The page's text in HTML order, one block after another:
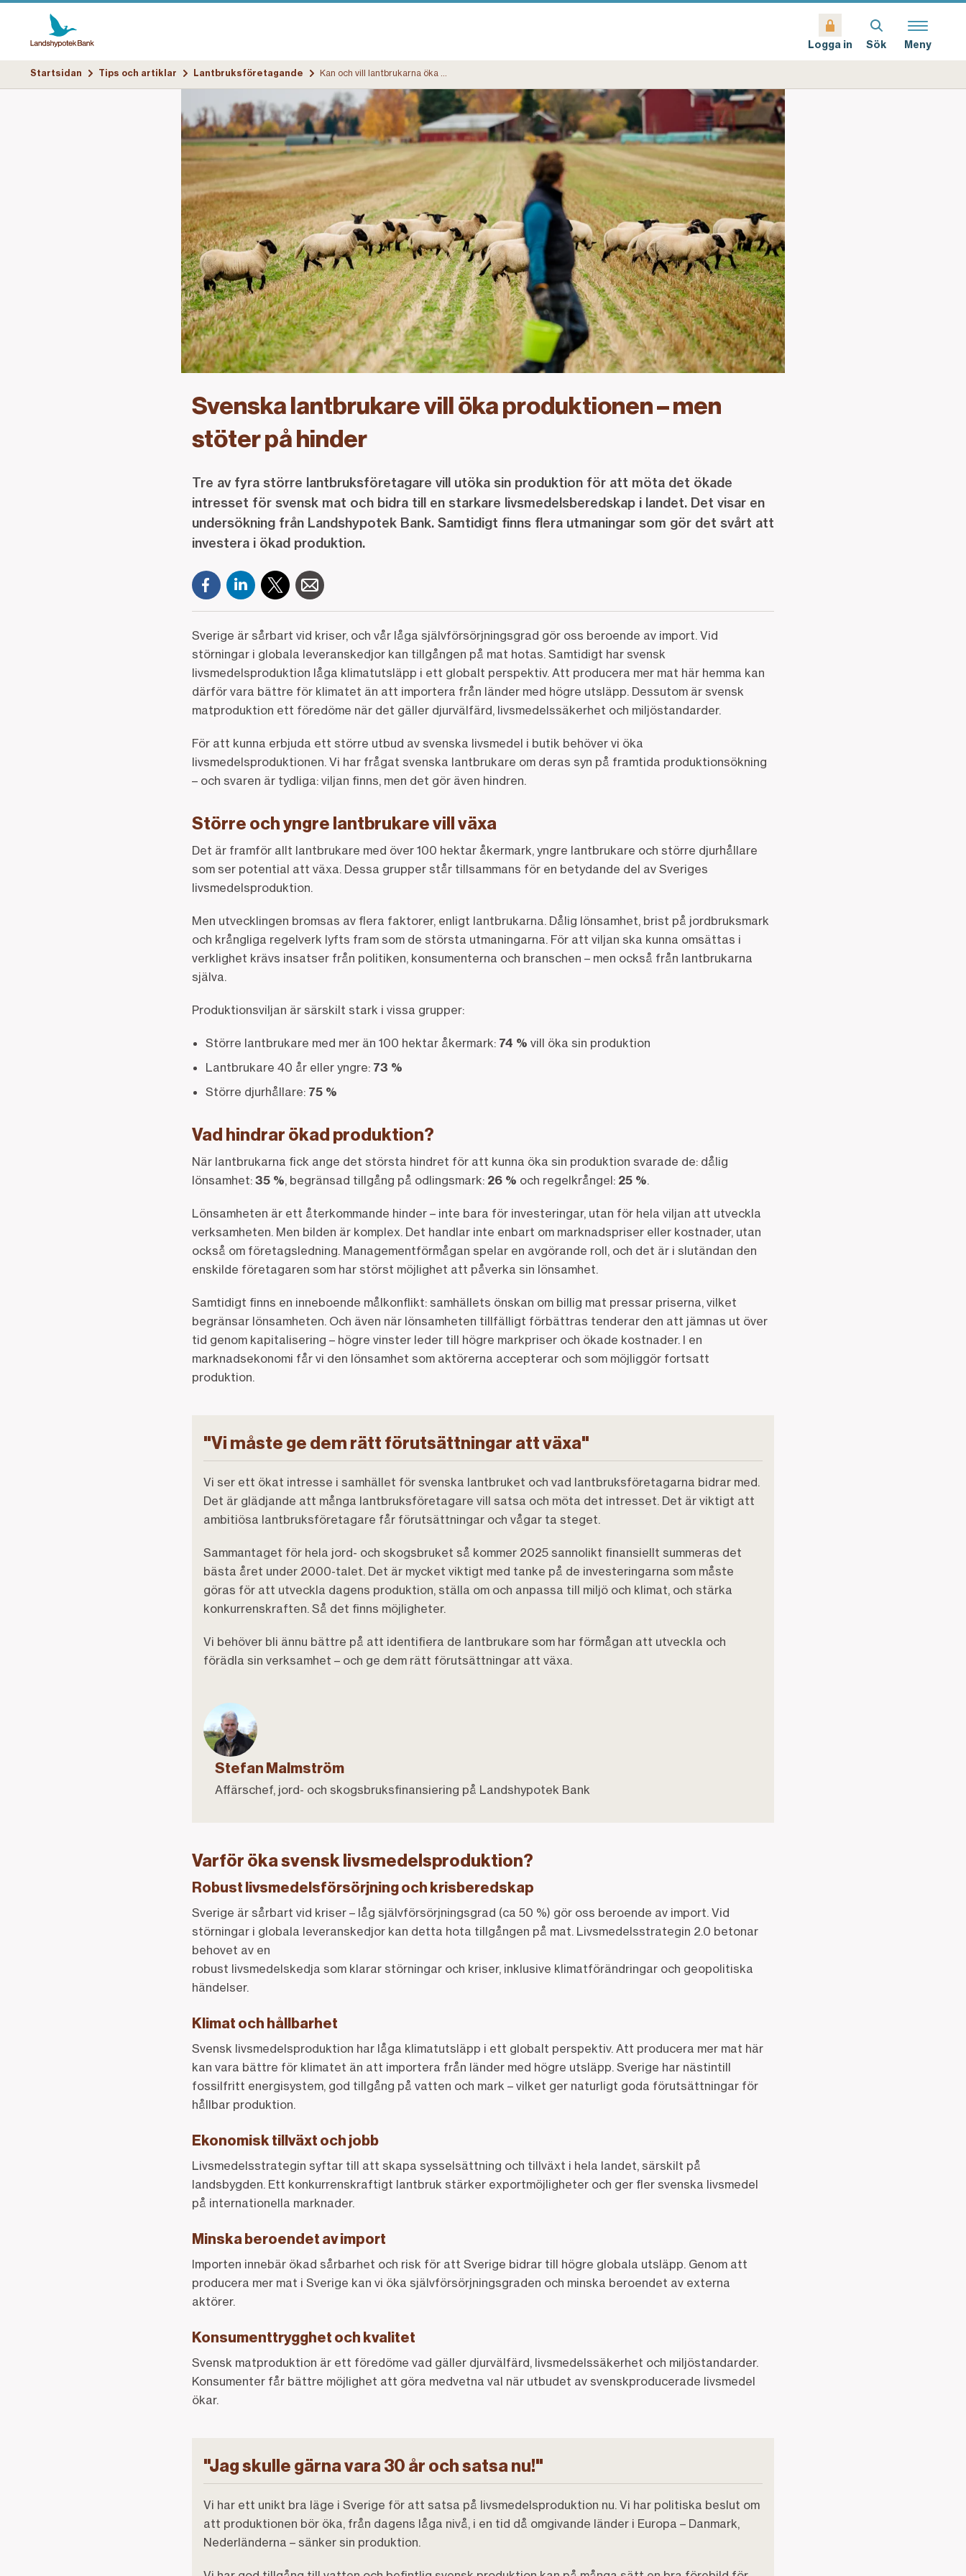
Logga in Sök Meny
Startsidan Tips och artiklar Lantbruksföretagande Kan och vill lantbrukarna öka produktionen?
Svenska lantbrukare vill öka produktionen – men
stöter på hinder
Tre av fyra större lantbruksföretagare vill utöka sin produktion för att möta det ökade
intresset för svensk mat och bidra till en starkare livsmedelsberedskap i landet. Det visar en
undersökning från Landshypotek Bank. Samtidigt finns flera utmaningar som gör det svårt att
investera i ökad produktion.
Sverige är sårbart vid kriser, och vår låga självförsörjningsgrad gör oss beroende av import. Vid
störningar i globala leveranskedjor kan tillgången på mat hotas. Samtidigt har svensk
livsmedelsproduktion låga klimatutsläpp i ett globalt perspektiv. Att producera mer mat här hemma kan
därför vara bättre för klimatet än att importera från länder med högre utsläpp. Dessutom är svensk
matproduktion ett föredöme när det gäller djurvälfärd, livsmedelssäkerhet och miljöstandarder.
För att kunna erbjuda ett större utbud av svenska livsmedel i butik behöver vi öka
livsmedelsproduktionen. Vi har frågat svenska lantbrukare om deras syn på framtida produktionsökning
– och svaren är tydliga: viljan finns, men det gör även hindren.
Större och yngre lantbrukare vill växa
Det är framför allt lantbrukare med över 100 hektar åkermark, yngre lantbrukare och större djurhållare
som ser potential att växa. Dessa grupper står tillsammans för en betydande del av Sveriges
livsmedelsproduktion.
Men utvecklingen bromsas av flera faktorer, enligt lantbrukarna. Dålig lönsamhet, brist på jordbruksmark
och krångliga regelverk lyfts fram som de största utmaningarna. För att viljan ska kunna omsättas i
verklighet krävs insatser från politiken, konsumenterna och branschen – men också från lantbrukarna
själva.
Produktionsviljan är särskilt stark i vissa grupper:
Större lantbrukare med mer än 100 hektar åkermark: 74 % vill öka sin produktion
Lantbrukare 40 år eller yngre: 73 %
Större djurhållare: 75 %
Vad hindrar ökad produktion?
När lantbrukarna fick ange det största hindret för att kunna öka sin produktion svarade de: dålig
lönsamhet: 35 %, begränsad tillgång på odlingsmark: 26 % och regelkrångel: 25 %.
Lönsamheten är ett återkommande hinder – inte bara för investeringar, utan för hela viljan att utveckla
verksamheten. Men bilden är komplex. Det handlar inte enbart om marknadspriser eller kostnader, utan
också om företagsledning. Managementförmågan spelar en avgörande roll, och det är i slutändan den
enskilde företagaren som har störst möjlighet att påverka sin lönsamhet.
Samtidigt finns en inneboende målkonflikt: samhällets önskan om billig mat pressar priserna, vilket
begränsar lönsamheten. Och även när lönsamheten tillfälligt förbättras tenderar den att jämnas ut över
tid genom kapitalisering – högre vinster leder till högre markpriser och ökade kostnader. I en
marknadsekonomi får vi den lönsamhet som aktörerna accepterar och som möjliggör fortsatt
produktion.
"Vi måste ge dem rätt förutsättningar att växa"
Vi ser ett ökat intresse i samhället för svenska lantbruket och vad lantbruksföretagarna bidrar med.
Det är glädjande att många lantbruksföretagare vill satsa och möta det intresset. Det är viktigt att
ambitiösa lantbruksföretagare får förutsättningar och vågar ta steget.
Sammantaget för hela jord- och skogsbruket så kommer 2025 sannolikt finansiellt summeras det
bästa året under 2000-talet. Det är mycket viktigt med tanke på de investeringarna som måste
göras för att utveckla dagens produktion, ställa om och anpassa till miljö och klimat, och stärka
konkurrenskraften. Så det finns möjligheter.
Vi behöver bli ännu bättre på att identifiera de lantbrukare som har förmågan att utveckla och
förädla sin verksamhet – och ge dem rätt förutsättningar att växa.
Stefan Malmström
Affärschef, jord- och skogsbruksfinansiering på Landshypotek Bank
Varför öka svensk livsmedelsproduktion?
Robust livsmedelsförsörjning och krisberedskap
Sverige är sårbart vid kriser – låg självförsörjningsgrad (ca 50 %) gör oss beroende av import. Vid
störningar i globala leveranskedjor kan detta hota tillgången på mat. Livsmedelsstrategin 2.0 betonar
behovet av en
robust livsmedelskedja som klarar störningar och kriser, inklusive klimatförändringar och geopolitiska
händelser.
Klimat och hållbarhet
Svensk livsmedelsproduktion har låga klimatutsläpp i ett globalt perspektiv. Att producera mer mat här
kan vara bättre för klimatet än att importera från länder med högre utsläpp. Sverige har nästintill
fossilfritt energisystem, god tillgång på vatten och mark – vilket ger naturligt goda förutsättningar för
hållbar produktion.
Ekonomisk tillväxt och jobb
Livsmedelsstrategin syftar till att skapa sysselsättning och tillväxt i hela landet, särskilt på
landsbygden. Ett konkurrenskraftigt lantbruk stärker exportmöjligheter och ger fler svenska livsmedel
på internationella marknader.
Minska beroendet av import
Importen innebär ökad sårbarhet och risk för att Sverige bidrar till högre globala utsläpp. Genom att
producera mer mat i Sverige kan vi öka självförsörjningsgraden och minska beroendet av externa
aktörer.
Konsumenttrygghet och kvalitet
Svensk matproduktion är ett föredöme vad gäller djurvälfärd, livsmedelssäkerhet och miljöstandarder.
Konsumenter får bättre möjlighet att göra medvetna val när utbudet av svenskproducerade livsmedel
ökar.
"Jag skulle gärna vara 30 år och satsa nu!"
Vi har ett unikt bra läge i Sverige för att satsa på livsmedelsproduktion nu. Vi har politiska beslut om
att produktionen bör öka, från dagens låga nivå, i en tid då omgivande länder i Europa – Danmark,
Nederländerna – sänker sin produktion.